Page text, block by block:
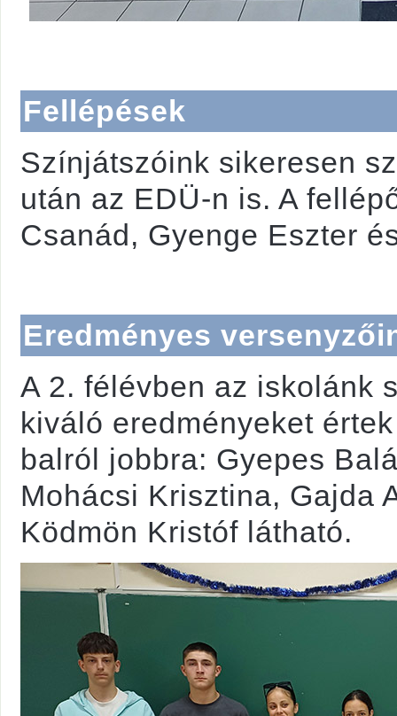
Fellépések
Színjátszóink sikeresen
után az EDÜ-n is. A
Csanád, Gyenge Eszter
Eredményes
A 2. félévben az iskolánk
kiváló eredményeket
balról jobbra: Gyepes
Mohácsi Krisztina, Gajda
Ködmön Kristóf látható.